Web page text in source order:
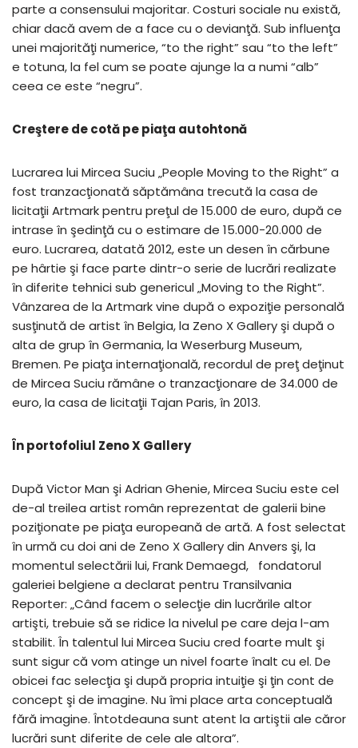
parte a consensului majoritar. Costuri sociale nu există,
chiar dacă avem de a face cu o devianţă. Sub influenţa
unei majorităţi numerice, “to the right” sau “to the left”
e totuna, la fel cum se poate ajunge la a numi “alb”
ceea ce este “negru”.
Creştere de cotă pe piaţa autohtonă
Lucrarea lui Mircea Suciu „People Moving to the Right” a
fost tranzacţionată săptămâna trecută la casa de
licitaţii Artmark pentru preţul de 15.000 de euro, după ce
intrase în şedinţă cu o estimare de 15.000-20.000 de
euro. Lucrarea, datată 2012, este un desen în cărbune
pe hârtie şi face parte dintr-o serie de lucrări realizate
în diferite tehnici sub genericul „Moving to the Right”.
Vânzarea de la Artmark vine după o expoziţie personală
susţinută de artist în Belgia, la Zeno X Gallery şi după o
alta de grup în Germania, la Weserburg Museum,
Bremen. Pe piaţa internaţională, recordul de preţ deţinut
de Mircea Suciu rămâne o tranzacţionare de 34.000 de
euro, la casa de licitaţii Tajan Paris, în 2013.
În portofoliul Zeno X Gallery
După Victor Man şi Adrian Ghenie, Mircea Suciu este cel
de-al treilea artist român reprezentat de galerii bine
poziţionate pe piaţa europeană de artă. A fost selectat
în urmă cu doi ani de Zeno X Gallery din Anvers şi, la
momentul selectării lui, Frank Demaegd, fondatorul
galeriei belgiene a declarat pentru Transilvania
Reporter: „Când facem o selecţie din lucrările altor
artişti, trebuie să se ridice la nivelul pe care deja l-am
stabilit. În talentul lui Mircea Suciu cred foarte mult şi
sunt sigur că vom atinge un nivel foarte înalt cu el. De
obicei fac selecţia şi după propria intuiţie şi ţin cont de
concept şi de imagine. Nu îmi place arta conceptuală
fără imagine. Întotdeauna sunt atent la artiştii ale căror
lucrări sunt diferite de cele ale altora”.